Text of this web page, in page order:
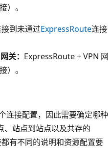
）。
到未通过ExpressRoute连接
关： ExpressRoute + VPN 网
）。
连接配置，因此需要确定哪种
、站点到站点以及共存的
有不同的说明和资源配置要